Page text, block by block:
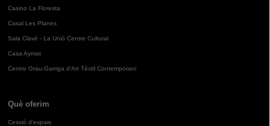
Casino La Floresta
Casal Les Planes
Sala Clavé - La Unió Centre Cultural
Casa Aymat
Centre Grau-Garriga d'Art Tèxtil Contemporani
Què oferim
Cessió d'espais